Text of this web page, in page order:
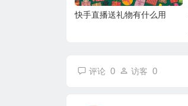
快手直播送礼物有什么用
评论 0 访客 0